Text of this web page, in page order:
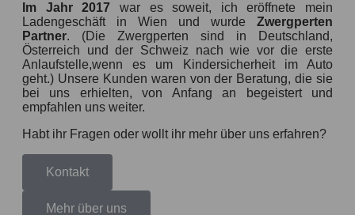
Im Jahr 2017 war es soweit, ich eröffnete mein
Ladengeschäft in Wien und wurde Zwergperten
Partner. (Die Zwergperten sind in Deutschland,
Österreich und der Schweiz nach wie vor die erste
Anlaufstelle,wenn es um Kindersicherheit im Auto
geht.) Unsere Kunden waren von der Beratung, die sie
bei uns erhielten, von Anfang an begeistert und
empfahlen uns weiter.
Habt ihr Fragen oder wollt ihr mehr über uns erfahren?
Kontakt
Mehr über uns